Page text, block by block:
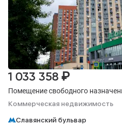
Помещение свободного
Коммерческая недвижимость
1 033 358 ₽
Славянский бульвар